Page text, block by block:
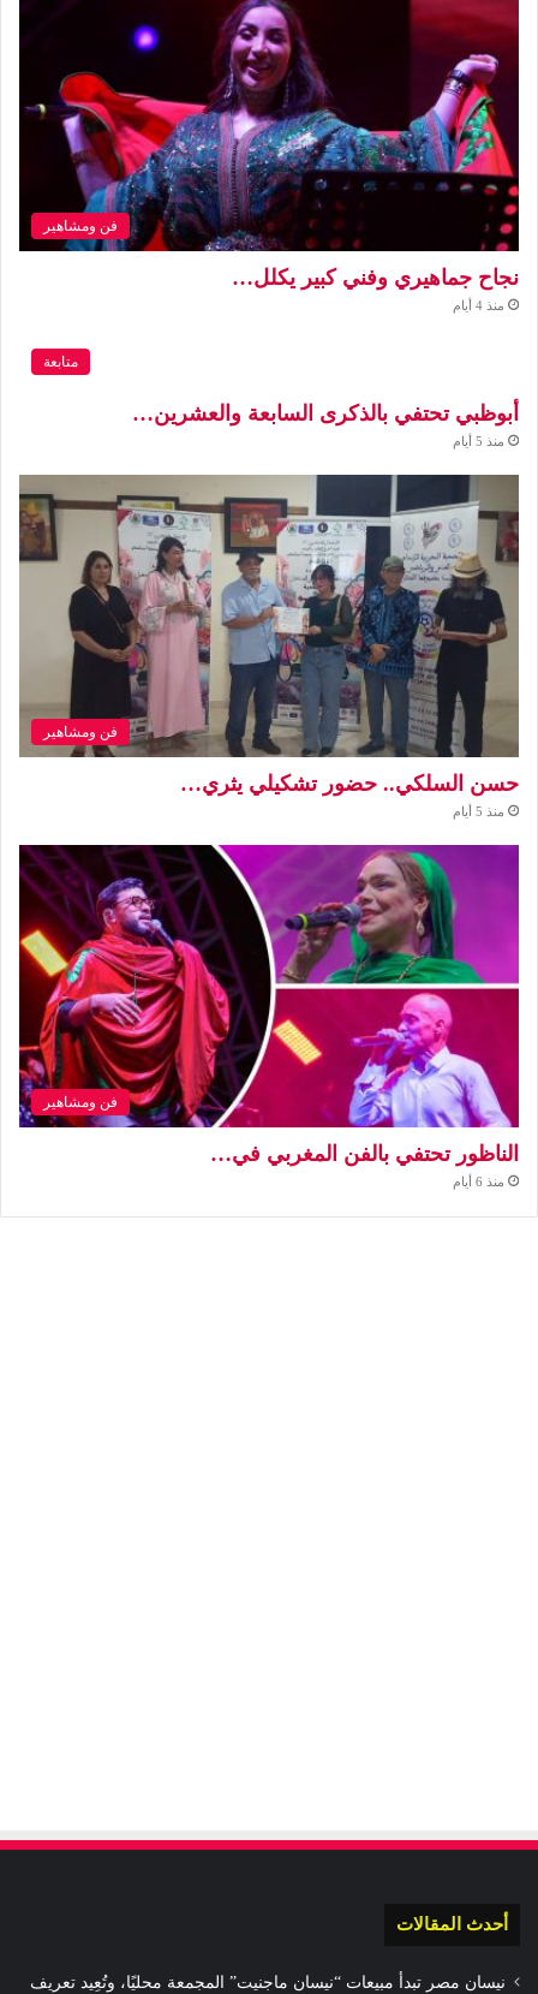
فن ومشاهير
نجاح جماهيري وفني كبير يكلل…
منذ 4 أيام
متابعة
أبوظبي تحتفي بالذكرى السابعة والعشرين…
منذ 5 أيام
فن ومشاهير
حسن السلكي.. حضور تشكيلي يثري…
منذ 5 أيام
فن ومشاهير
الناظور تحتفي بالفن المغربي في…
منذ 6 أيام
أحدث المقالات
نيسان مصر تبدأ مبيعات “نيسان ماجنيت” المجمعة محليًا، وتُعِيد تعريف